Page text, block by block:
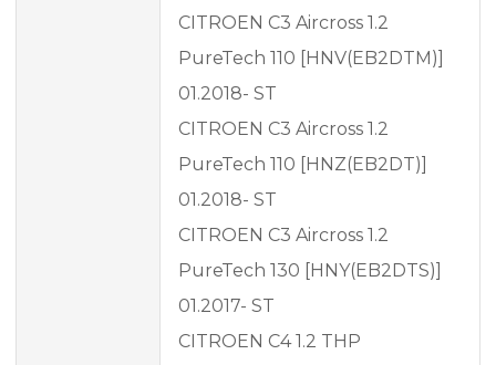
CITROEN C3 Aircross 1.2
PureTech 110 [HNV(EB2DTM)]
01.2018- ST
CITROEN C3 Aircross 1.2
PureTech 110 [HNZ(EB2DT)]
01.2018- ST
CITROEN C3 Aircross 1.2
PureTech 130 [HNY(EB2DTS)]
01.2017- ST
CITROEN C4 1.2 THP